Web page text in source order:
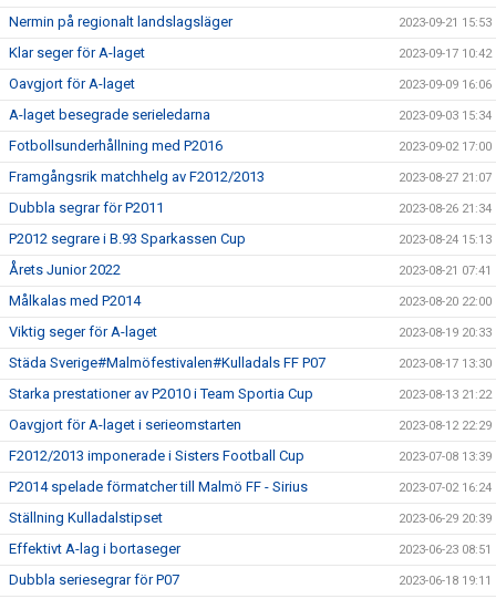
Nermin på regionalt landslagsläger 2023-09-21 15:53
Klar seger för A-laget 2023-09-17 10:42
Oavgjort för A-laget 2023-09-09 16:06
A-laget besegrade serieledarna 2023-09-03 15:34
Fotbollsunderhållning med P2016 2023-09-02 17:00
Framgångsrik matchhelg av F2012/2013 2023-08-27 21:07
Dubbla segrar för P2011 2023-08-26 21:34
P2012 segrare i B.93 Sparkassen Cup 2023-08-24 15:13
Årets Junior 2022 2023-08-21 07:41
Målkalas med P2014 2023-08-20 22:00
Viktig seger för A-laget 2023-08-19 20:33
Städa Sverige#Malmöfestivalen#Kulladals FF P07 2023-08-17 13:30
Starka prestationer av P2010 i Team Sportia Cup 2023-08-13 21:22
Oavgjort för A-laget i serieomstarten 2023-08-12 22:29
F2012/2013 imponerade i Sisters Football Cup 2023-07-08 13:39
P2014 spelade förmatcher till Malmö FF - Sirius 2023-07-02 16:24
Ställning Kulladalstipset 2023-06-29 20:39
Effektivt A-lag i bortaseger 2023-06-23 08:51
Dubbla seriesegrar för P07 2023-06-18 19:11